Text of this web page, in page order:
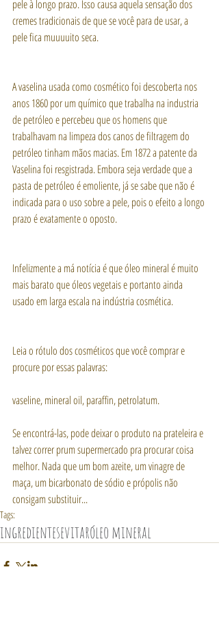
pele à longo prazo. Isso causa aquela sensação dos
cremes tradicionais de que se você para de usar, a
pele fica muuuuito seca.
A vaselina usada como cosmético foi descoberta nos
anos 1860 por um químico que trabalha na industria
de petróleo e percebeu que os homens que
trabalhavam na limpeza dos canos de filtragem do
petróleo tinham mãos macias. Em 1872 a patente da
Vaselina foi resgistrada. Embora seja verdade que a
pasta de petróleo é emoliente, já se sabe que não é
indicada para o uso sobre a pele, pois o efeito a longo
prazo é exatamente o oposto.
Infelizmente a má notícia é que óleo mineral é muito
mais barato que óleos vegetais e portanto ainda
usado em larga escala na indústria cosmética.
Leia o rótulo dos cosméticos que você comprar e
procure por essas palavras:
vaseline, mineral oil, paraffin, petrolatum.
Se encontrá-las, pode deixar o produto na prateleira e
talvez correr prum supermercado pra procurar coisa
melhor. Nada que um bom azeite, um vinagre de
maça, um bicarbonato de sódio e própolis não
consigam substituir...
Tags:
ingredientesevitaróleo mineral